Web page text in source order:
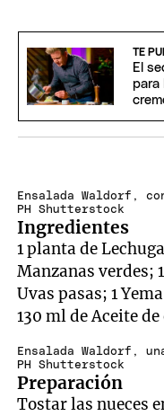
TE
El
para
Ensalada Waldorf,
PH Shutterstock
Ingredientes
1 planta de
Manzanas verdes;
Uvas pasas; 1
130 ml de Aceite
Ensalada Waldorf,
PH Shutterstock
Preparación
Tostar las nueces